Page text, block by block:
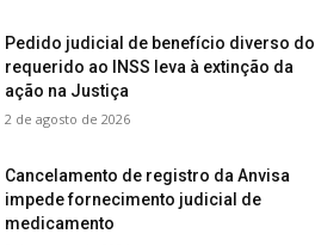
Pedido judicial de benefício diverso do
requerido ao INSS leva à extinção da
ação na Justiça
2 de agosto de 2026
Cancelamento de registro da Anvisa
impede fornecimento judicial de
medicamento